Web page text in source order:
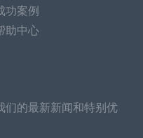
功案例
助中心
们的最新新闻和特别优